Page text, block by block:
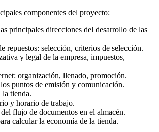
componentes del proyecto:
principales direcciones del desarrollo de las
repuestos: selección, criterios de selección.
y legal de la empresa, impuestos,
organización, llenado, promoción.
puntos de emisión y comunicación.
la tienda.
y horario de trabajo.
flujo de documentos en el almacén.
calcular la economía de la tienda.